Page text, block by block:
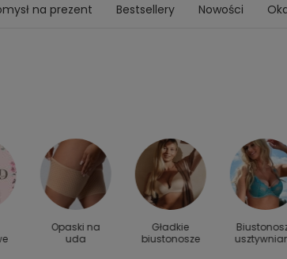
na prezent Bestsellery Nowości
Opaski na
uda
Gładkie
biustonosze